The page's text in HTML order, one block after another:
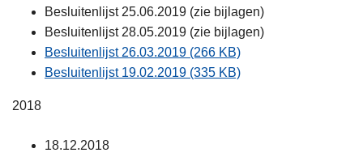
Besluitenlijst 25.06.2019 (zie bijlagen)
Besluitenlijst 28.05.2019 (zie bijlagen)
Besluitenlijst 26.03.2019 (266 KB)
Besluitenlijst 19.02.2019 (335 KB)
2018
18.12.2018